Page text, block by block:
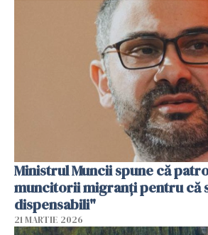
Ministrul Muncii spune că
muncitorii migranți pentru că
dispensabili"
21 MARTIE 2026